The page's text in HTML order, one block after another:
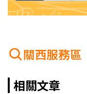
關西服務區
相關文章